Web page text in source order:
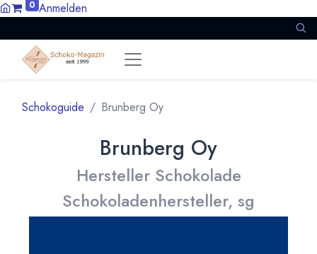
0 Anmelden
Schokoguide Brunberg Oy
Brunberg Oy
Hersteller Schokolade
Schokoladenhersteller, sg